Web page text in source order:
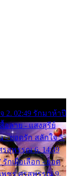
2. 02:49 รักมาห้าปี
อลาย - แสงสุรีย์
- ยอดรัก สลักใจ 5.
สุพรรณ 6. 14:49
รักเผื่อเลือก - ยอด
พชร ศรสุพรรณ 9.